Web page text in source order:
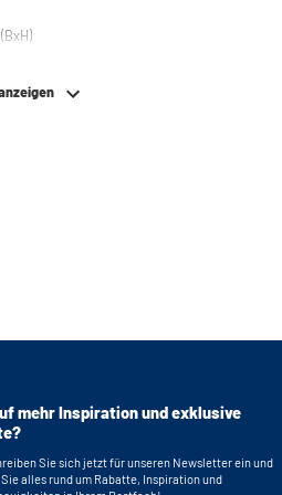
mehr Inspiration und exklusive
Sie sich jetzt für unseren Newsletter ein und
alles rund um Rabatte, Inspiration und